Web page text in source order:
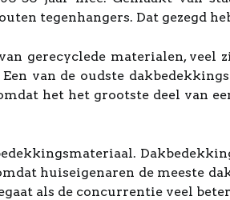
tegenhangers. Dat gezegd
gerecyclede materialen, veel
van de oudste
het het grootste deel van
huiseigenaren de meeste
als de concurrentie veel